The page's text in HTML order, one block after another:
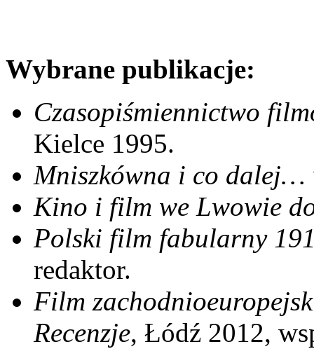
Wybrane publikacje:
Czasopiśmiennictwo
Kielce 1995.
Mniszkówna i co dalej…
Kino i film we Lwowie
Polski film fabularny
redaktor.
Film
Recenzje, Łódź 2012,